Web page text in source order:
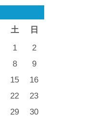
土 日
1
2
8
9
15
16
22
23
29
30